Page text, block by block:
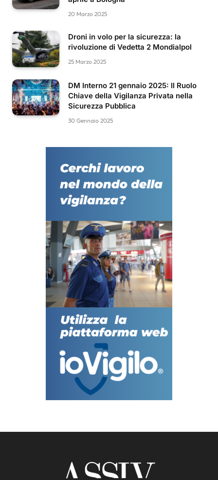
20 Marzo 2025
Droni in volo per la sicurezza: la
rivoluzione di Vedetta 2 Mondialpol
25 Marzo 2025
DM Interno 21 gennaio 2025: Il Ruolo
Chiave della Vigilanza Privata nella
Sicurezza Pubblica
30 Gennaio 2025